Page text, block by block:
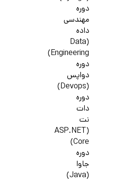
دوره
مهندسی
داده
(Data
Engineering)
دوره
دواپس
(Devops)
دوره
دات
نت
(ASP.NET
Core)
دوره
جاوا
(Java)